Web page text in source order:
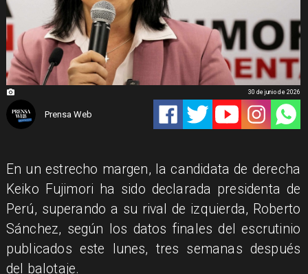
Prensa Web
30 de junio de 2026
En un estrecho margen, la candidata de derecha
Keiko Fujimori ha sido declarada presidenta de
Perú, superando a su rival de izquierda, Roberto
Sánchez, según los datos finales del escrutinio
publicados este lunes, tres semanas después
del balotaje.